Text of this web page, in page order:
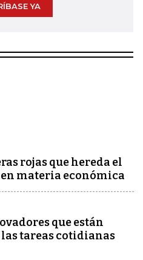
YA
rojas que hereda el
materia económica
que están
tareas cotidianas